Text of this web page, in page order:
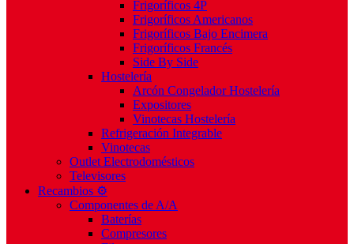
Frigoríficos 4P
Frigoríficos Americanos
Frigoríficos Bajo Encimera
Frigoríficos Francés
Side By Side
Hostelería
Arcón Congelador Hostelería
Expositores
Vinotecas Hostelería
Refrigeración Integrable
Vinotecas
Outlet Electrodomésticos
Televisores
Recambios ⚙️
Componentes de A/A
Baterías
Compresores